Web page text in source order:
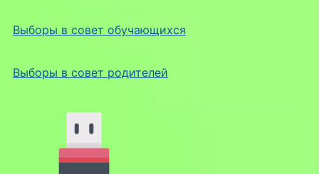
Выборы в совет обучающихся
Выборы в совет родителей